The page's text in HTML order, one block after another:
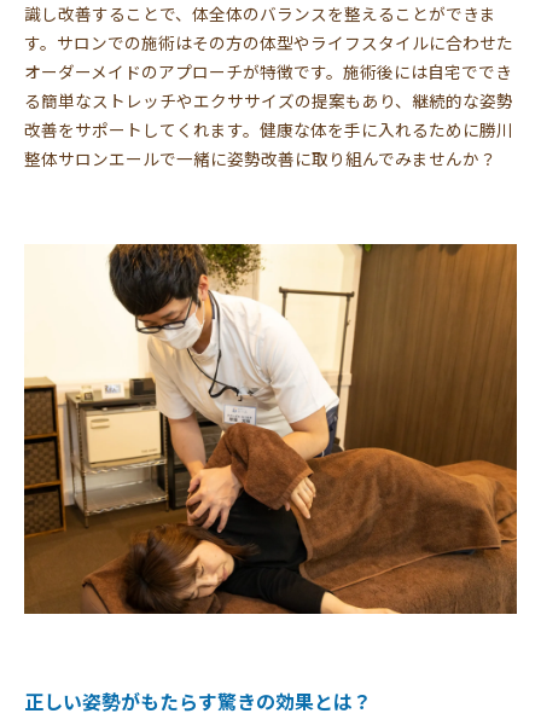
識し改善することで、体全体のバランスを整えることができま
す。サロンでの施術はその方の体型やライフスタイルに合わせた
オーダーメイドのアプローチが特徴です。施術後には自宅ででき
る簡単なストレッチやエクササイズの提案もあり、継続的な姿勢
改善をサポートしてくれます。健康な体を手に入れるために勝川
整体サロンエールで一緒に姿勢改善に取り組んでみませんか？
正しい姿勢がもたらす驚きの効果とは？